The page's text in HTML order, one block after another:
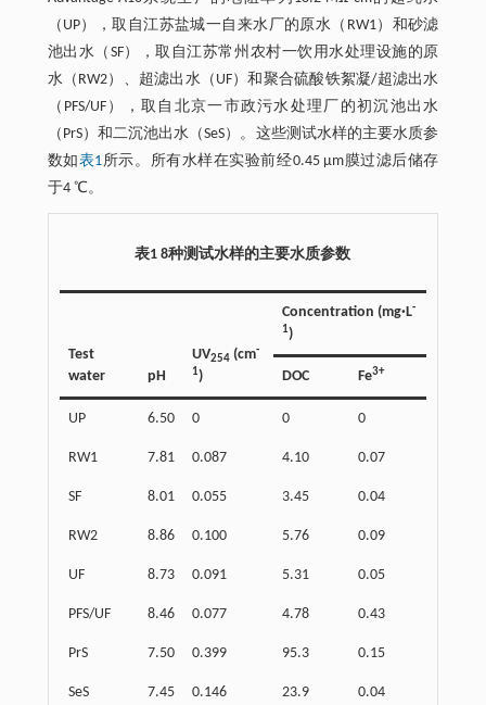
（UP），取自江苏盐城一自来水厂的原水（RW1）和砂滤
池出水（SF），取自江苏常州农村一饮用水处理设施的原
水（RW2）、超滤出水（UF）和聚合硫酸铁絮凝/超滤出水
（PFS/UF），取自北京一市政污水处理厂的初沉池出水
（PrS）和二沉池出水（SeS）。这些测试水样的主要水质参
数如 表1所示。所有水样在实验前经0.45 μm膜过滤后储存
于4 ℃。
表1 8种测试水样的主要水质参数
Test
water
pH
UV254(cm-
1)
Concentration (mg·L-
1)
DOC Fe3+
UP 6.50 0 0 0
RW1 7.81 0.087 4.10 0.07
SF 8.01 0.055 3.45 0.04
RW2 8.86 0.100 5.76 0.09
UF 8.73 0.091 5.31 0.05
PFS/UF 8.46 0.077 4.78 0.43
PrS 7.50 0.399 95.3 0.15
SeS 7.45 0.146 23.9 0.04